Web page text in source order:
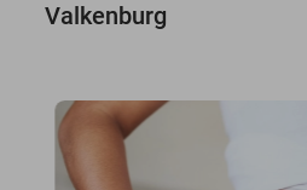
Valkenburg